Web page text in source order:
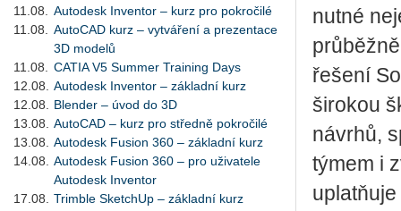
11.08.
Autodesk Inventor – kurz pro pokročilé
11.08.
AutoCAD kurz – vytváření a prezentace
3D modelů
11.08.
CATIA V5 Summer Training Days
12.08.
Autodesk Inventor – základní kurz
12.08.
Blender – úvod do 3D
13.08.
AutoCAD – kurz pro středně pokročilé
13.08.
Autodesk Fusion 360 – základní kurz
14.08.
Autodesk Fusion 360 – pro uživatele
Autodesk Inventor
17.08.
Trimble SketchUp – základní kurz
nutné
řešení
širokou
návrhů,
týmem i